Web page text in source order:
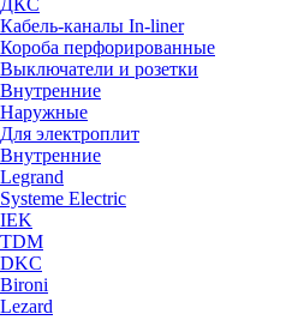
ДКС
Кабель-каналы In-liner
Короба перфорированные
Выключатели и розетки
Внутренние
Наружные
Для электроплит
Внутренние
Legrand
Systeme Electric
IEK
TDM
DKC
Bironi
Lezard